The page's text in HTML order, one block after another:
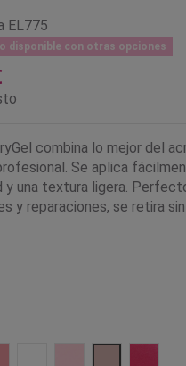
EL775
disponible con otras opciones
combina lo mejor del
Se aplica
y una textura ligera.
y reparaciones, se retira
Negra